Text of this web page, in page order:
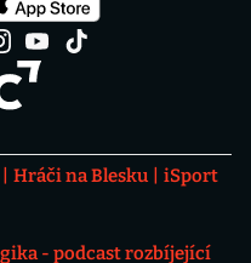
Hráči na Blesku
iSport
- podcast rozbíjející